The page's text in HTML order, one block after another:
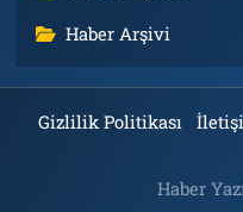
Haber Arşivi
Gizlilik Politikası
Haber